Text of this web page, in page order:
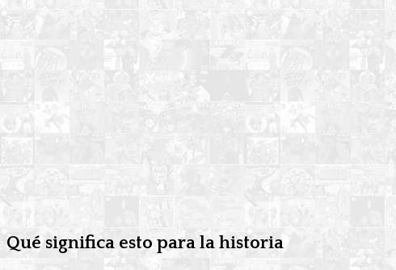
Qué significa esto para la historia